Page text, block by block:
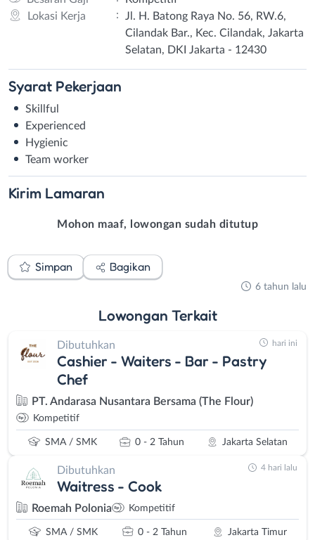
Lokasi Kerja
:
Jl. H. Batong Raya No. 56, RW.6,
Cilandak Bar., Kec. Cilandak, Jakarta
Selatan, DKI Jakarta - 12430
Syarat Pekerjaan
Skillful
Experienced
Hygienic
Team worker
Kirim Lamaran
Mohon maaf, lowongan sudah ditutup
Simpan Bagikan
6 tahun lalu
Lowongan Terkait
Dibutuhkan
Cashier - Waiters - Bar - Pastry
Chef
PT. Andarasa Nusantara Bersama (The Flour)
Kompetitif
SMA / SMK 0 - 2 Tahun Jakarta Selatan
hari ini
Dibutuhkan
Waitress - Cook
Roemah Polonia Kompetitif
SMA / SMK 0 - 2 Tahun Jakarta Timur
4 hari lalu